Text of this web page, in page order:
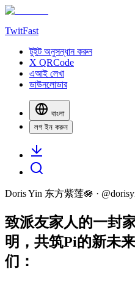
TwitFast
টুইট অনুসন্ধান করুন
X QRCode
এআই লেখা
ডাউনলোডার
বাংলা
লগ ইন করুন
Doris Yin 东方紫莲🪷 · @
致派友家人的一封
明，共筑Pi的新未
们：